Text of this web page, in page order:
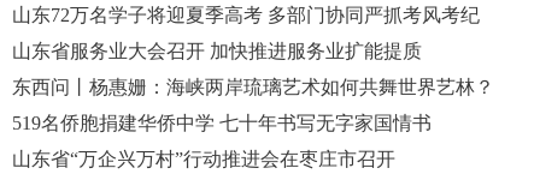
山东72万名学子将迎夏季高考 多部门协同严抓考风考纪
山东省服务业大会召开 加快推进服务业扩能提质
东西问丨杨惠姗：海峡两岸琉璃艺术如何共舞世界艺林？
519名侨胞捐建华侨中学 七十年书写无字家国情书
山东省“万企兴万村”行动推进会在枣庄市召开